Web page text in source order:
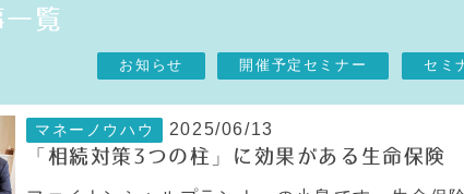
一覧
お知らせ 開催予定セミナー セミ
マネーノウハウ 2025/06/13
「相続対策3つの柱」に効果がある生命保険